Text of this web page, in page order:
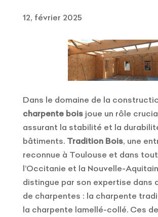
12, février 2025
Dans le domaine de la
charpente boisjoue un rôle
assurant la stabilité et la
bâtiments.Tradition Bois, une
reconnue à Toulouse et dans
l’Occitanie et la Nouvelle-
distingue par son expertise dans
de charpentes : la charpente
la charpente lamellé-collé. Ces